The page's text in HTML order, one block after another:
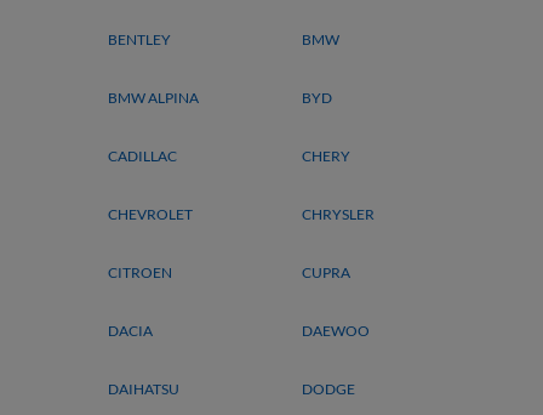
BENTLEY BMW
BMW ALPINA BYD
CADILLAC CHERY
CHEVROLET CHRYSLER
CITROEN CUPRA
DACIA DAEWOO
DAIHATSU DODGE